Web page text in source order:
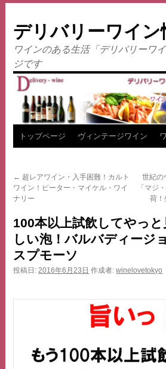
デリバリーワイン
ワインのある生活「デリバリーワ
ジです
コ
テ
ン
ツ
へ
ス
トップページ ヴィンテージワイン
← 超レアワイン・入手困難！カルト
ワイン！ピーター・マイケル・ワイ
ナリー
世紀の
「マジ
荷！
100本以上試飲してやっ
しい泡！バルバディー
スプモーソ
投稿日: 2016年6月23日 作成者: winelovetokyo